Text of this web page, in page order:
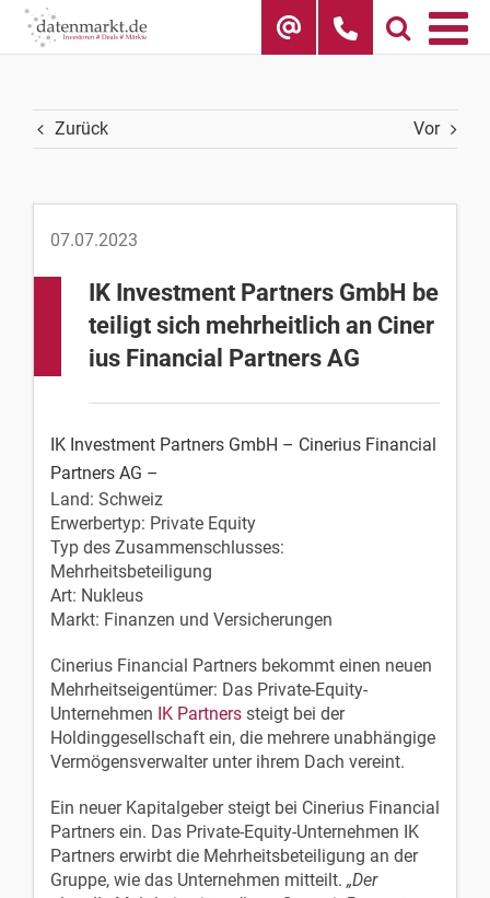
Skip
Zurück Vor
07.07.2023
IK Investment Partners GmbH be
teiligt sich mehrheitlich an Ciner
ius Financial Partners AG
IK Investment Partners GmbH – Cinerius Financial
Partners AG –
Land: Schweiz
Erwerbertyp: Private Equity
Typ des Zusammenschlusses:
Mehrheitsbeteiligung
Art: Nukleus
Markt: Finanzen und Versicherungen
Cinerius Financial Partners bekommt einen neuen
Mehrheitseigentümer: Das Private-Equity-
Unternehmen IK Partners steigt bei der
Holdinggesellschaft ein, die mehrere unabhängige
Vermögensverwalter unter ihrem Dach vereint.
Ein neuer Kapitalgeber steigt bei Cinerius Financial
Partners ein. Das Private-Equity-Unternehmen IK
Partners erwirbt die Mehrheitsbeteiligung an der
Gruppe, wie das Unternehmen mitteilt. „Der